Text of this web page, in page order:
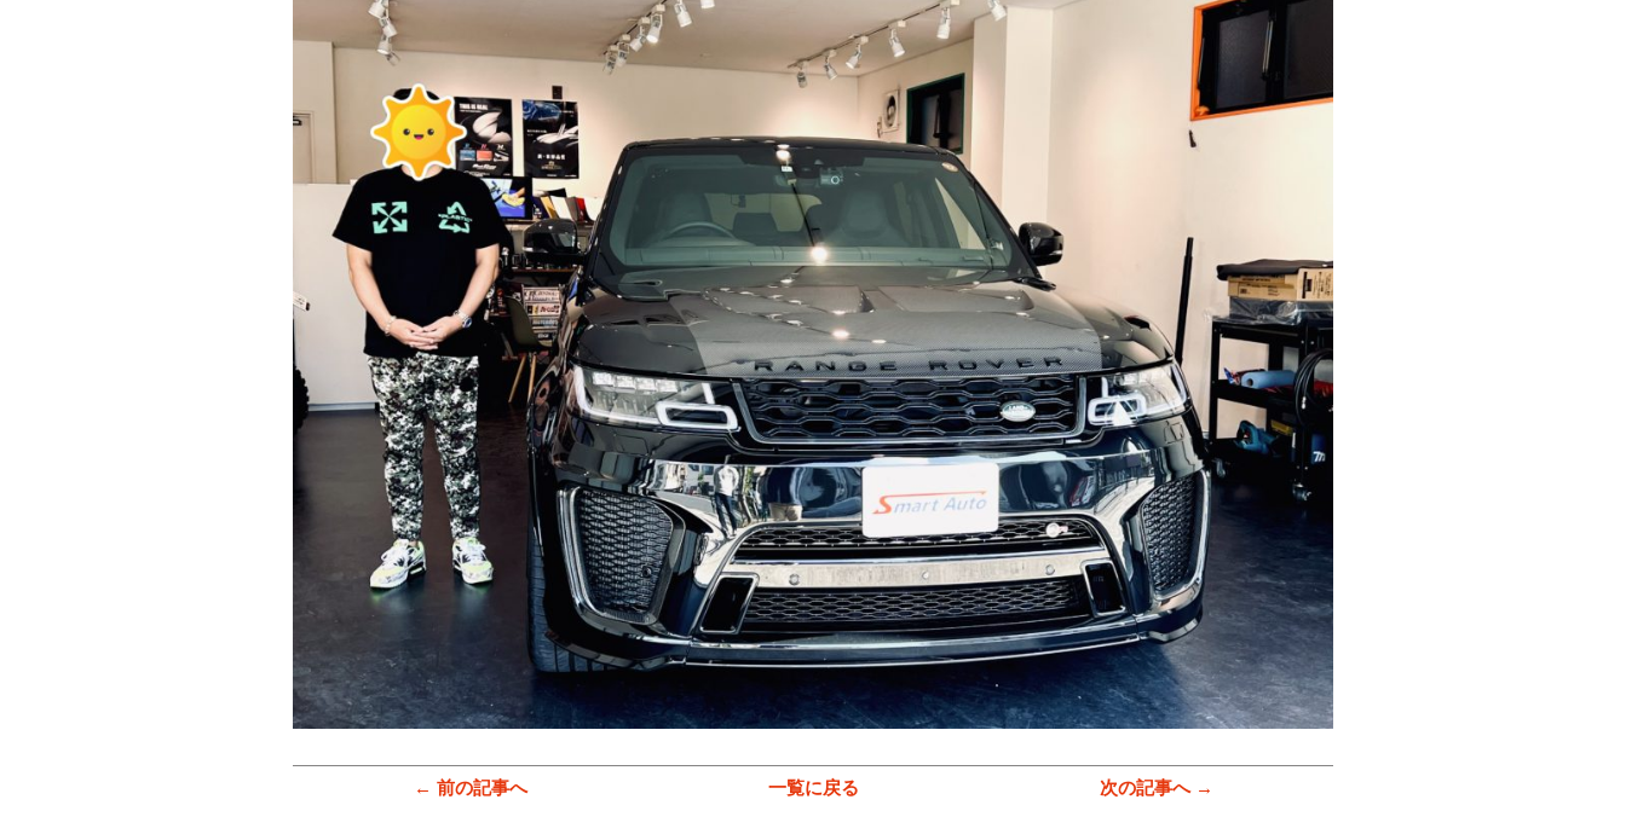
← 前の記事へ 一覧に戻る 次の記事へ →